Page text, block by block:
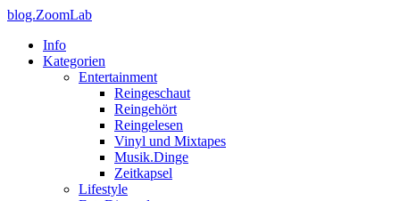
blog.ZoomLab
Info
Kategorien
Entertainment
Reingeschaut
Reingehört
Reingelesen
Vinyl und Mixtapes
Musik.Dinge
Zeitkapsel
Lifestyle